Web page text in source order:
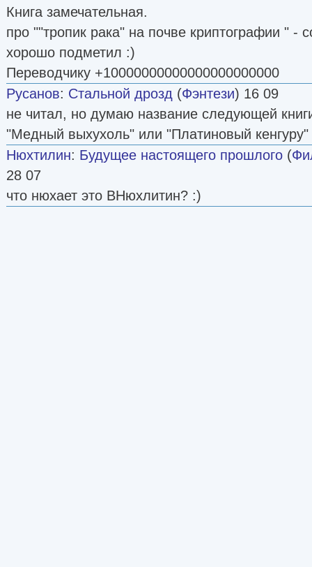
Книга замечательная.
про ""тропик рака" на почве криптографии " -
хорошо подметил :)
Переводчику +10000000000000000000000
Русанов: Стальной дрозд (Фэнтези) 16 09
не читал, но думаю название следующей
"Медный выхухоль" или "Платиновый кенгуру"
Нюхтилин: Будущее настоящего прошлого (
28 07
что нюхает это ВНюхлитин? :)